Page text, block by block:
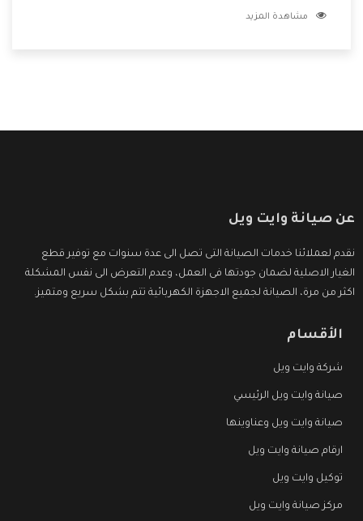
الشركة بها والتى تكون منها خدمة الصيانة التى تكون من أهم
مشاهدة المزيد
عن صيانة وايت ويل
نقدم لعملائنا خدمات الصيانة التى تصل الى عدة سنوات مع توفير قطع
الغيار الاصلية لضمان جودتها فى العمل، وعدم التعرض الى نفس المشكلة
اكثر من مرة، الصيانة لجميع الاجهزة الكهربائية تتم بشكل سريع ومتميز.
الأقسام
شركة وايت ويل
صيانة وايت ويل الرئيسي
صيانة وايت ويل وعناوينها
ارقام صيانة وايت ويل
توكيل وايت ويل
مركز صيانة وايت ويل